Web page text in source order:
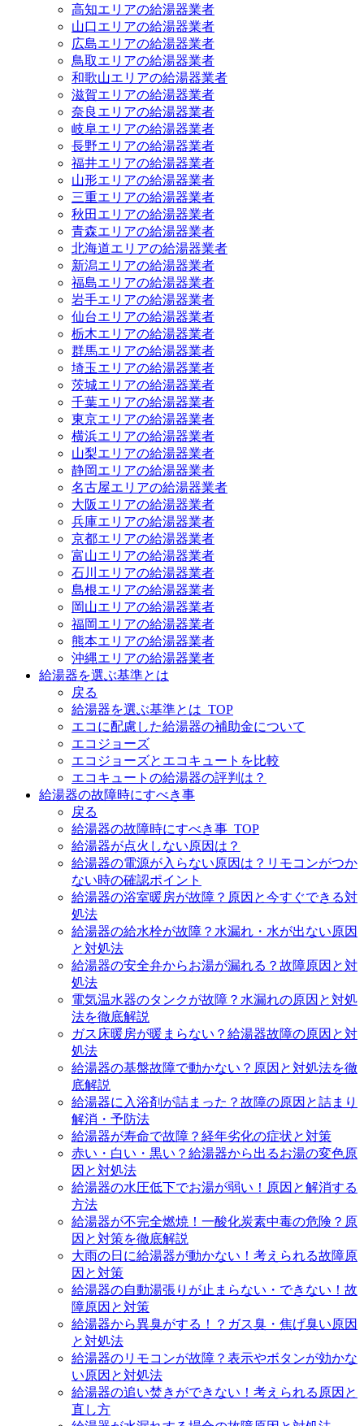
高知エリアの給湯器業者
山口エリアの給湯器業者
広島エリアの給湯器業者
鳥取エリアの給湯器業者
和歌山エリアの給湯器業者
滋賀エリアの給湯器業者
奈良エリアの給湯器業者
岐阜エリアの給湯器業者
長野エリアの給湯器業者
福井エリアの給湯器業者
山形エリアの給湯器業者
三重エリアの給湯器業者
秋田エリアの給湯器業者
青森エリアの給湯器業者
北海道エリアの給湯器業者
新潟エリアの給湯器業者
福島エリアの給湯器業者
岩手エリアの給湯器業者
仙台エリアの給湯器業者
栃木エリアの給湯器業者
群馬エリアの給湯器業者
埼玉エリアの給湯器業者
茨城エリアの給湯器業者
千葉エリアの給湯器業者
東京エリアの給湯器業者
横浜エリアの給湯器業者
山梨エリアの給湯器業者
静岡エリアの給湯器業者
名古屋エリアの給湯器業者
大阪エリアの給湯器業者
兵庫エリアの給湯器業者
京都エリアの給湯器業者
富山エリアの給湯器業者
石川エリアの給湯器業者
島根エリアの給湯器業者
岡山エリアの給湯器業者
福岡エリアの給湯器業者
熊本エリアの給湯器業者
沖縄エリアの給湯器業者
給湯器を選ぶ基準とは
戻る
給湯器を選ぶ基準とは_TOP
エコに配慮した給湯器の補助金について
エコジョーズ
エコジョーズとエコキュートを比較
エコキュートの給湯器の評判は？
給湯器の故障時にすべき事
戻る
給湯器の故障時にすべき事_TOP
給湯器が点火しない原因は？
給湯器の電源が入らない原因は？リモコンがつか
ない時の確認ポイント
給湯器の浴室暖房が故障？原因と今すぐできる対
処法
給湯器の給水栓が故障？水漏れ・水が出ない原因
と対処法
給湯器の安全弁からお湯が漏れる？故障原因と対
処法
電気温水器のタンクが故障？水漏れの原因と対処
法を徹底解説
ガス床暖房が暖まらない？給湯器故障の原因と対
処法
給湯器の基盤故障で動かない？原因と対処法を徹
底解説
給湯器に入浴剤が詰まった？故障の原因と詰まり
解消・予防法
給湯器が寿命で故障？経年劣化の症状と対策
赤い・白い・黒い？給湯器から出るお湯の変色原
因と対処法
給湯器の水圧低下でお湯が弱い！原因と解消する
方法
給湯器が不完全燃焼！一酸化炭素中毒の危険？原
因と対策を徹底解説
大雨の日に給湯器が動かない！考えられる故障原
因と対策
給湯器の自動湯張りが止まらない・できない！故
障原因と対策
給湯器から異臭がする！？ガス臭・焦げ臭い原因
と対処法
給湯器のリモコンが故障？表示やボタンが効かな
い原因と対処法
給湯器の追い焚きができない！考えられる原因と
直し方